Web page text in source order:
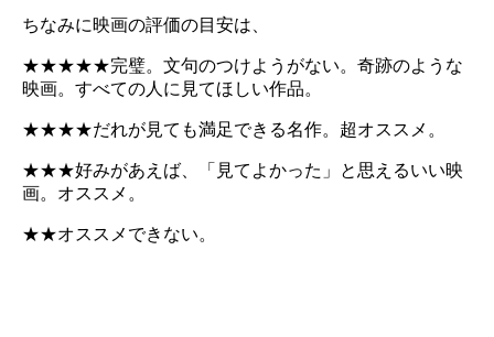
ちなみに映画の評価の目安は、
★★★★★完璧。文句のつけようがない。奇跡のような
映画。すべての人に見てほしい作品。
★★★★だれが見ても満足できる名作。超オススメ。
★★★好みがあえば、「見てよかった」と思えるいい映
画。オススメ。
★★オススメできない。